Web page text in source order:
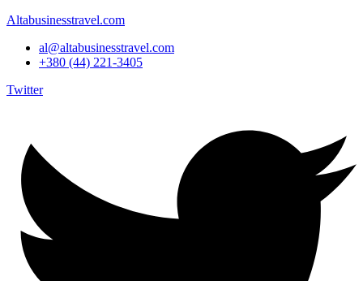
Altabusinesstravel.com
al@altabusinesstravel.com
+380 (44) 221-3405
Twitter